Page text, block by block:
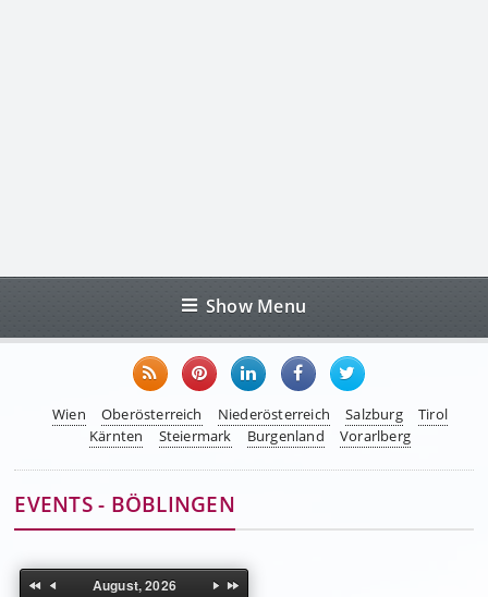
Show Menu
Wien Oberösterreich Niederösterreich Salzburg
Tirol
Kärnten
Steiermark Burgenland Vorarlberg
EVENTS - BÖBLINGEN
August, 2026